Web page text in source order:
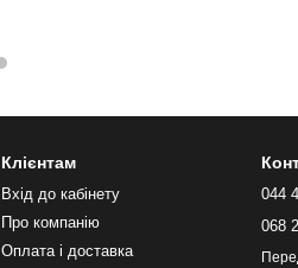
Клієнтам
Вхід до кабінету
Про компанію
Оплата і доставка
044
068